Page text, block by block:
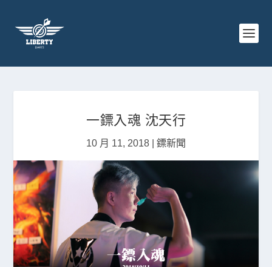
一鏢入魂 沈天行
10 月 11, 2018 鏢新聞